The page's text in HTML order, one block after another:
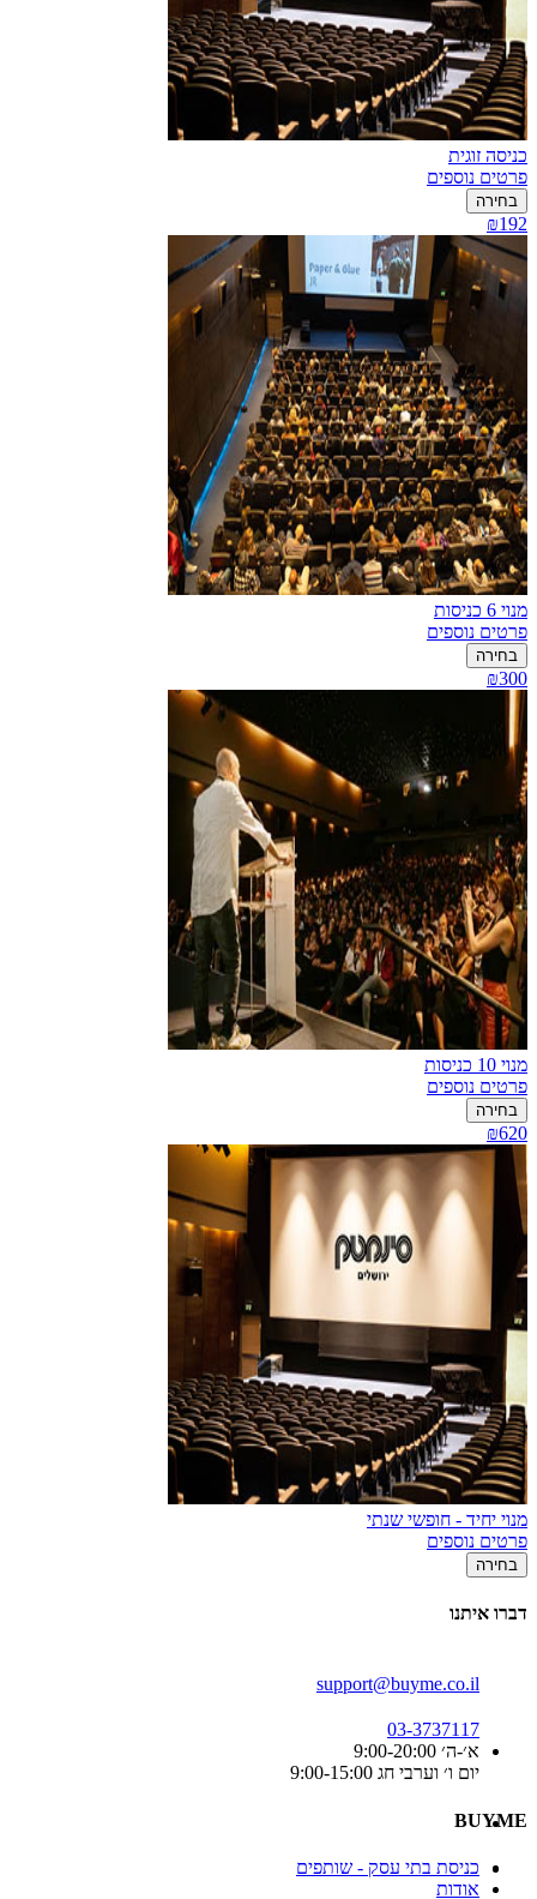
כניסה זוגית
פרטים נוספים
בחירה
₪192
מנוי 6 כניסות
פרטים נוספים
בחירה
₪300
מנוי 10 כניסות
פרטים נוספים
בחירה
₪620
מנוי יחיד - חופשי שנתי
פרטים נוספים
בחירה
דברו איתנו
support@buyme.co.il
03-3737117
א׳-ה׳ 9:00-20:00
יום ו׳ וערבי חג 9:00-15:00
BUYME
כניסת בתי עסק - שותפים
אודות